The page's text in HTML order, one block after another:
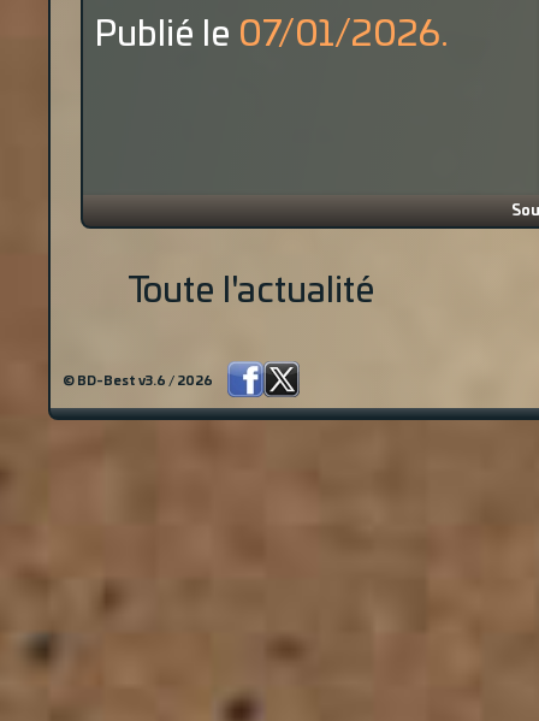
Publié le 07/01/2026.
Toute l'actualité
© BD-Best v3.6 / 2026